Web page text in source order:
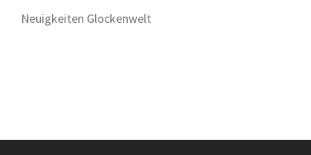
Neuigkeiten Glockenwelt